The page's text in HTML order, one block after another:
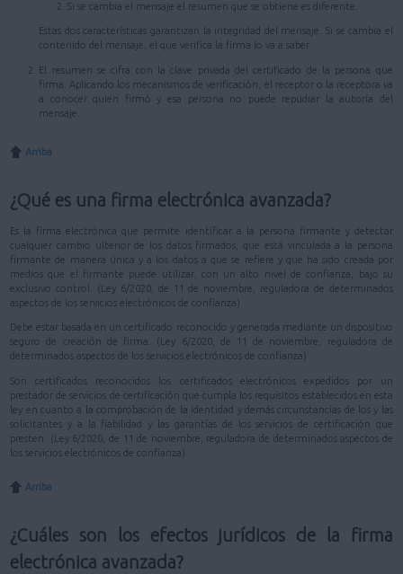
Si se cambia el mensaje el resumen que se obtiene es diferente.
Estas dos características garantizan la integridad del mensaje. Si se cambia el
contenido del mensaje, el que verifica la firma lo va a saber.
El resumen se cifra con la clave privada del certificado de la persona que
firma. Aplicando los mecanismos de verificación, el receptor o la receptora va
a conocer quien firmó y esa persona no puede repudiar la autoría del
mensaje.
Arriba
¿Qué es una firma electrónica avanzada?
Es la firma electrónica que permite identificar a la persona firmante y detectar
cualquier cambio ulterior de los datos firmados, que está vinculada a la persona
firmante de manera única y a los datos a que se refiere y que ha sido creada por
medios que el firmante puede utilizar, con un alto nivel de confianza, bajo su
exclusivo control. (Ley 6/2020, de 11 de noviembre, reguladora de determinados
aspectos de los servicios electrónicos de confianza)
Debe estar basada en un certificado reconocido y generada mediante un dispositivo
seguro de creación de firma. (Ley 6/2020, de 11 de noviembre, reguladora de
determinados aspectos de los servicios electrónicos de confianza)
Son certificados reconocidos los certificados electrónicos expedidos por un
prestador de servicios de certificación que cumpla los requisitos establecidos en esta
ley en cuanto a la comprobación de la identidad y demás circunstancias de los y las
solicitantes y a la fiabilidad y las garantías de los servicios de certificación que
presten. (Ley 6/2020, de 11 de noviembre, reguladora de determinados aspectos de
los servicios electrónicos de confianza)
Arriba
¿Cuáles son los efectos jurídicos de la firma
electrónica avanzada?